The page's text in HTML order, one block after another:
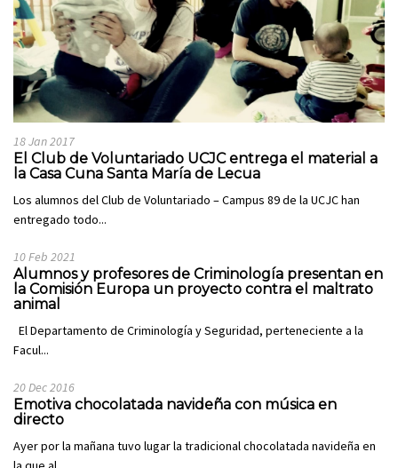
18 Jan 2017
El Club de Voluntariado UCJC entrega el material a
la Casa Cuna Santa María de Lecua
Los alumnos del Club de Voluntariado – Campus 89 de la UCJC han
entregado todo...
10 Feb 2021
Alumnos y profesores de Criminología presentan en
la Comisión Europa un proyecto contra el maltrato
animal
El Departamento de Criminología y Seguridad, perteneciente a la
Facul...
20 Dec 2016
Emotiva chocolatada navideña con música en
directo
Ayer por la mañana tuvo lugar la tradicional chocolatada navideña en